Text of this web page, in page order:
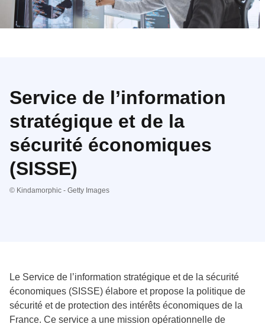
© Kindamorphic - Getty Images
Service de l’information
stratégique et de la
sécurité économiques
(SISSE)
Le Service de l’information stratégique et de la sécurité
économiques (SISSE) élabore et propose la politique de
sécurité et de protection des intérêts économiques de la
France. Ce service a une mission opérationnelle de